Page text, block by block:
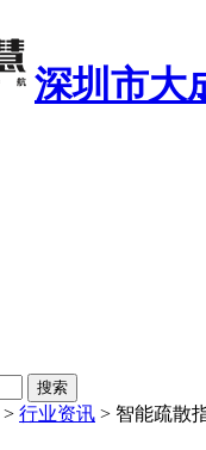
深圳市大
搜索
> 行业资讯 > 智能疏散